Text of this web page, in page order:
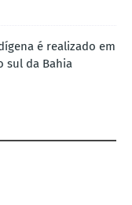
é realizado em
sul da Bahia